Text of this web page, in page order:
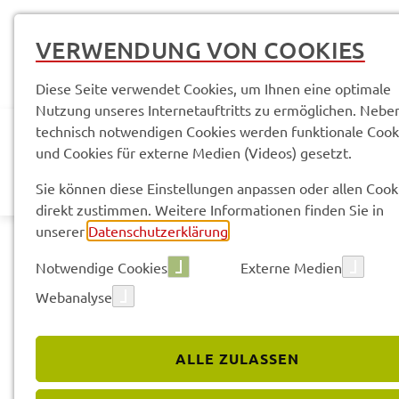
AKTUELLES
VERWENDUNG VON COOKIES
Diese Seite verwendet Cookies, um Ihnen eine optimale
Nutzung unseres Internetauftritts zu ermöglichen.
technisch notwendigen Cookies werden funktionale
und Cookies für externe Medien (Videos) gesetzt.
Sie können diese Einstellungen anpassen oder allen
direkt zustimmen. Weitere Informationen finden Sie in
unserer Datenschutzerklärung
Notwendige Cookies
Externe Medien
Webanalyse
ALLE ZULASSEN